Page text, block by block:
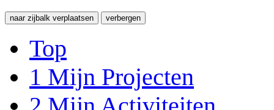
naar zijbalk verplaatsen verbergen
Top
1 Mijn Projecten